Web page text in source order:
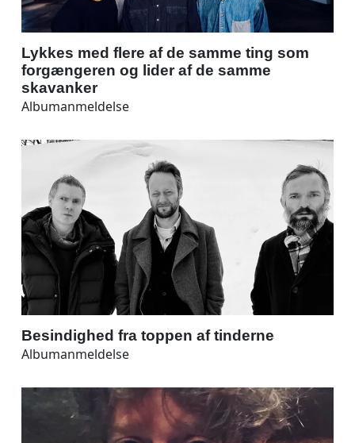
Lykkes med flere af de samme ting som
forgængeren og lider af de samme
skavanker
Albumanmeldelse
Besindighed fra toppen af tinderne
Albumanmeldelse